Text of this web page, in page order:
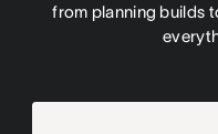
from planning builds